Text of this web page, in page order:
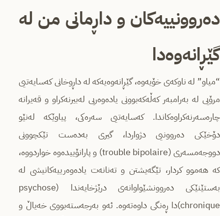
دەروونییەکان و داڕمانی من لە
گێڕانەوەدا
“میاو” لە ناوکەی خۆیه‌وه‌، گێڕانەوەیەکە لە داڕوخانی کەسایەتیی
مرۆیی لە بەرامبەر كه‌ڵه‌كه‌بوونی یادەوەریی لەبیرنەکراو و قەیرانە
چارەسەرنەکراوەکاندا. کەسایەتیی سەرەکی، پیاوێکە لەنێو
دۆخێكی دەروونیی دژواردا، گیری به‌ده‌ست تێکچوونی
دووجه‌مسه‌ری (trouble bipolaire) و پارانۆییده‌وه‌ خواردووه‌،
کە هەموو کردار، تێگەیشتن و تەنانەت یادەوەرییەکانیشی لە
به‌ستێنێكی دەروونشێواوانه‌ی درێژخایه‌ندا (psychose
chronique)دا ڕەنگی داوه‌ته‌وه‌. ئەو به‌رجه‌سته‌بووی خه‌یاڵ و